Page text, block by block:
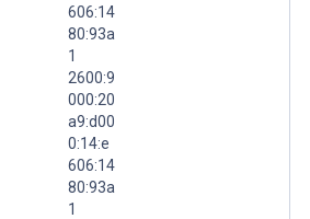
606:14
80:93a
1
2600:9
000:20
a9:d00
0:14:e
606:14
80:93a
1